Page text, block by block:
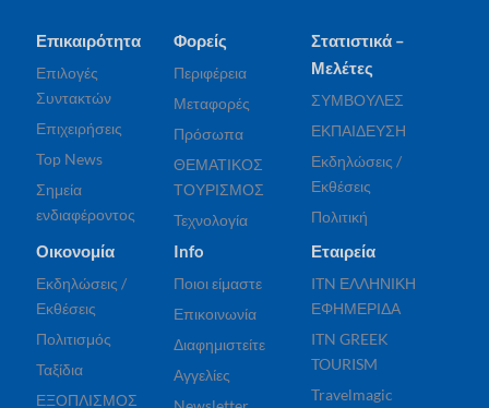
Επικαιρότητα
Επιλογές
Συντακτών
Επιχειρήσεις
Top News
Σημεία
ενδιαφέροντος
Φορείς
Περιφέρεια
Μεταφορές
Πρόσωπα
ΘΕΜΑΤΙΚΟΣ
ΤΟΥΡΙΣΜΟΣ
Τεχνολογία
Στατιστικά –
Μελέτες
ΣΥΜΒΟΥΛΕΣ
ΕΚΠΑΙΔΕΥΣΗ
Εκδηλώσεις /
Εκθέσεις
Πολιτική
Οικονομία
Εκδηλώσεις /
Εκθέσεις
Πολιτισμός
Ταξίδια
ΕΞΟΠΛΙΣΜΟΣ
Info
Ποιοι είμαστε
Επικοινωνία
Διαφημιστείτε
Αγγελίες
Εταιρεία
ITN ΕΛΛΗΝΙΚΗ
ΕΦΗΜΕΡΙΔΑ
ITN GREEK
TOURISM
Travelmagic